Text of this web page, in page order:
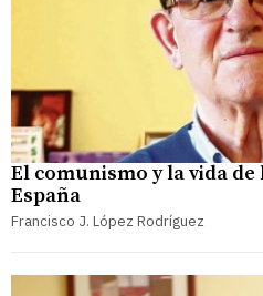
El comunismo y la vida
España
Francisco J. López Rodríguez